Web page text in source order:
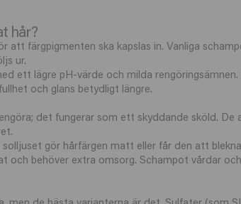
hår?
att färgpigmenten ska kapslas in. Vanliga
ur.
ett lägre pH-värde och milda
och glans betydligt längre.
det fungerar som ett skyddande sköld. De
gör hårfärgen matt eller får den att
och behöver extra omsorg. Schampot vårdar